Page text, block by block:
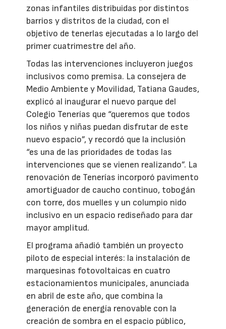
zonas infantiles distribuidas por distintos
barrios y distritos de la ciudad, con el
objetivo de tenerlas ejecutadas a lo largo del
primer cuatrimestre del año.
Todas las intervenciones incluyeron juegos
inclusivos como premisa. La consejera de
Medio Ambiente y Movilidad, Tatiana Gaudes,
explicó al inaugurar el nuevo parque del
Colegio Tenerías que “queremos que todos
los niños y niñas puedan disfrutar de este
nuevo espacio”, y recordó que la inclusión
“es una de las prioridades de todas las
intervenciones que se vienen realizando”. La
renovación de Tenerías incorporó pavimento
amortiguador de caucho continuo, tobogán
con torre, dos muelles y un columpio nido
inclusivo en un espacio rediseñado para dar
mayor amplitud.
El programa añadió también un proyecto
piloto de especial interés: la instalación de
marquesinas fotovoltaicas en cuatro
estacionamientos municipales, anunciada
en abril de este año, que combina la
generación de energía renovable con la
creación de sombra en el espacio público,